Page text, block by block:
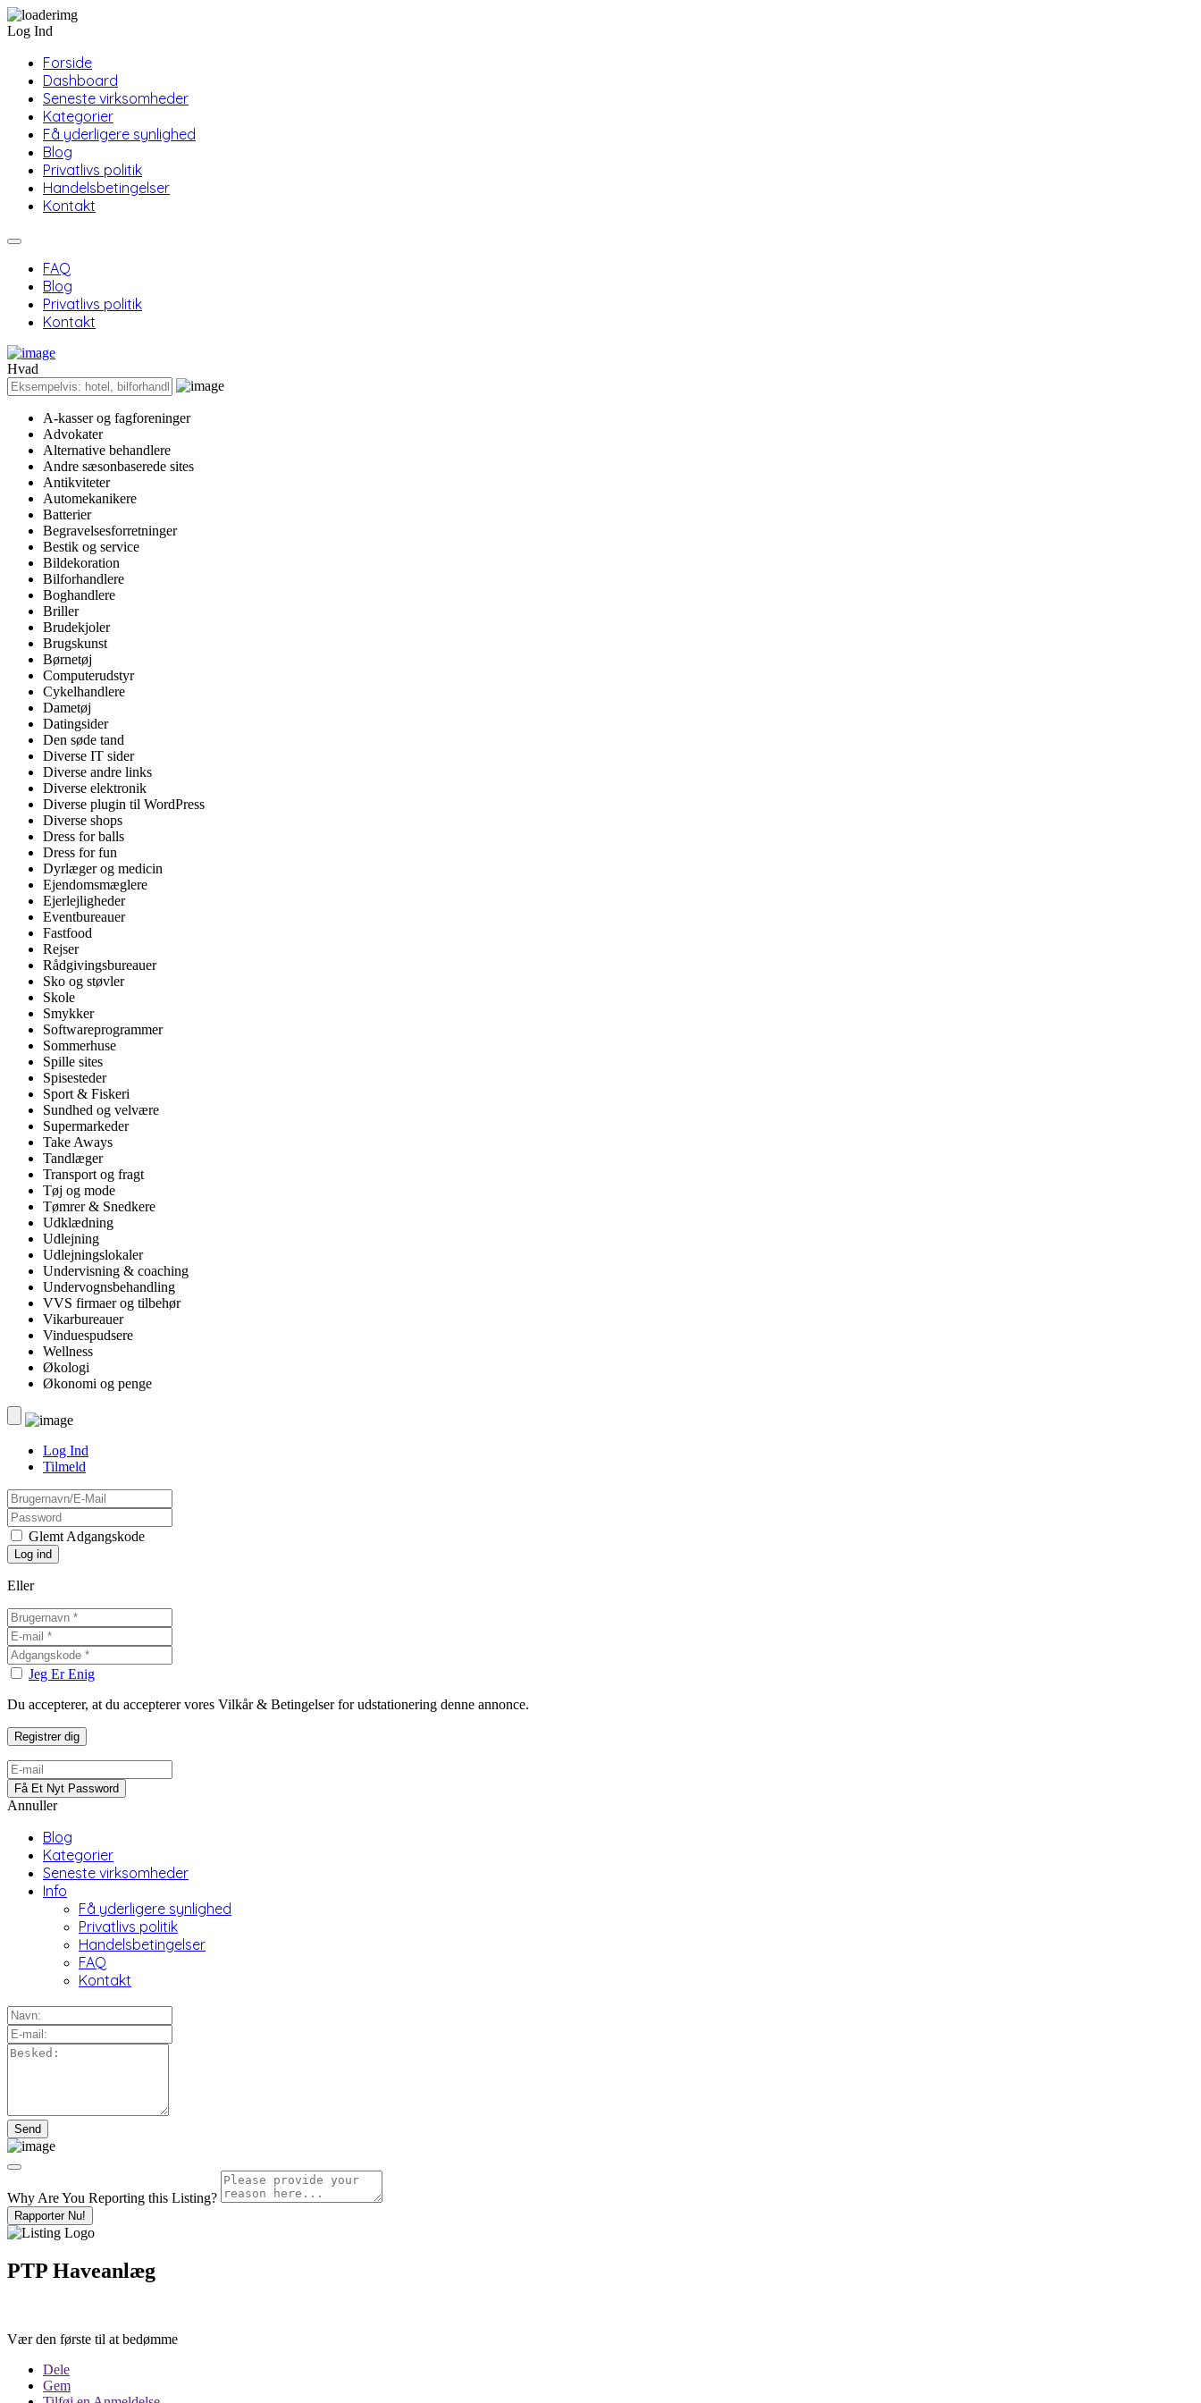
Log Ind
Forside
Dashboard
Seneste virksomheder
Kategorier
Få yderligere synlighed
Blog
Privatlivs politik
Handelsbetingelser
Kontakt
FAQ
Blog
Privatlivs politik
Kontakt
Hvad
A-kasser og fagforeninger
Advokater
Alternative behandlere
Andre sæsonbaserede sites
Antikviteter
Automekanikere
Batterier
Begravelsesforretninger
Bestik og service
Bildekoration
Bilforhandlere
Boghandlere
Briller
Brudekjoler
Brugskunst
Børnetøj
Computerudstyr
Cykelhandlere
Dametøj
Datingsider
Den søde tand
Diverse IT sider
Diverse andre links
Diverse elektronik
Diverse plugin til WordPress
Diverse shops
Dress for balls
Dress for fun
Dyrlæger og medicin
Ejendomsmæglere
Ejerlejligheder
Eventbureauer
Fastfood
Rejser
Rådgivingsbureauer
Sko og støvler
Skole
Smykker
Softwareprogrammer
Sommerhuse
Spille sites
Spisesteder
Sport & Fiskeri
Sundhed og velvære
Supermarkeder
Take Aways
Tandlæger
Transport og fragt
Tøj og mode
Tømrer & Snedkere
Udklædning
Udlejning
Udlejningslokaler
Undervisning & coaching
Undervognsbehandling
VVS firmaer og tilbehør
Vikarbureauer
Vinduespudsere
Wellness
Økologi
Økonomi og penge
Log Ind
Tilmeld
Glemt Adgangskode
Eller
Jeg Er Enig
Du accepterer, at du accepterer vores Vilkår & Betingelser for udstationering denne annonce.
Annuller
Blog
Kategorier
Seneste virksomheder
Info
Få yderligere synlighed
Privatlivs politik
Handelsbetingelser
FAQ
Kontakt
Why Are You Reporting this Listing?
Rapporter Nu!
PTP Haveanlæg
Vær den første til at bedømme
Dele
Gem